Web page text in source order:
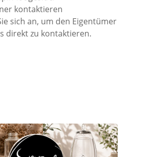
kontaktieren
sich an, um den Eigentümer
direkt zu kontaktieren.